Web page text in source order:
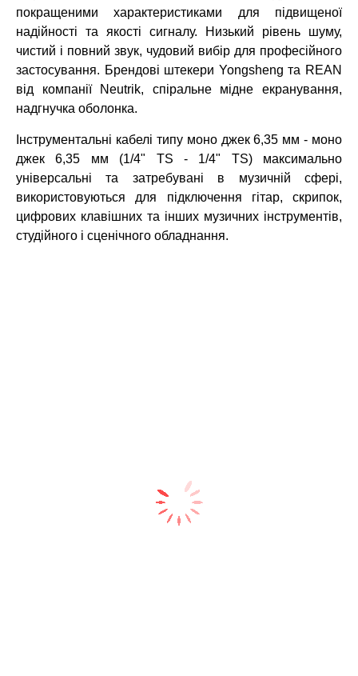
покращеними характеристиками для підвищеної
надійності та якості сигналу. Низький рівень шуму,
чистий і повний звук, чудовий вибір для професійного
застосування. Брендові штекери Yongsheng та REAN
від компанії Neutrik, спіральне мідне екранування,
надгнучка оболонка.
Інструментальні кабелі типу моно джек 6,35 мм - моно
джек 6,35 мм (1/4" TS - 1/4" TS) максимально
універсальні та затребувані в музичній сфері,
використовуються для підключення гітар, скрипок,
цифрових клавішних та інших музичних інструментів,
студійного і сценічного обладнання.